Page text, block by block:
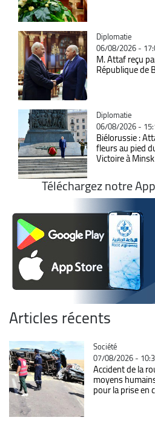
Catégorie
Diplomatie
06/08/2026 -
M. Attaf reçu
République de
Catégorie
Diplomatie
06/08/2026 -
Biélorussie :
fleurs au pied
Victoire à Minsk
Téléchargez notre
Articles récents
Catégorie
Société
07/08/2026 -
Accident de la
moyens
pour la prise en